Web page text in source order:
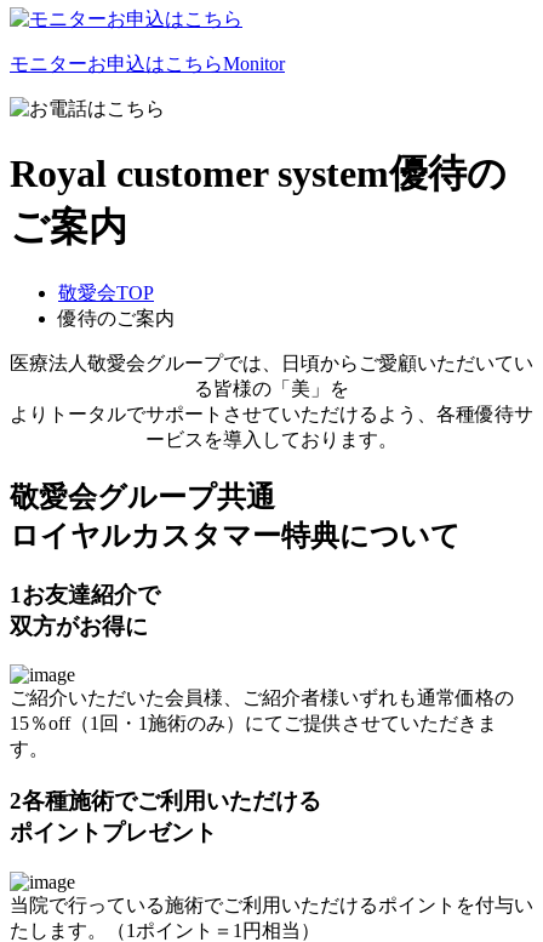
モニターお申込はこちらMonitor
Royal customer system優待の
ご案内
敬愛会TOP
優待のご案内
医療法人敬愛会グループでは、日頃からご愛顧いただいてい
る皆様の「美」を
よりトータルでサポートさせていただけるよう、各種優待サ
ービスを導入しております。
敬愛会グループ共通
ロイヤルカスタマー特典について
1お友達紹介で
双方がお得に
ご紹介いただいた会員様、ご紹介者様いずれも通常価格の
15％off（1回・1施術のみ）にてご提供させていただきま
す。
2各種施術でご利用いただける
ポイントプレゼント
当院で行っている施術でご利用いただけるポイントを付与い
たします。（1ポイント＝1円相当）